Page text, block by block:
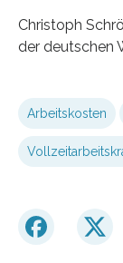
Christoph
der deutschen
Arbeitskosten